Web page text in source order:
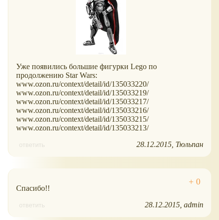
Уже появились большие фигурки Lego по
продолжению Star Wars:
www.ozon.ru/context/detail/id/135033220/
www.ozon.ru/context/detail/id/135033219/
www.ozon.ru/context/detail/id/135033217/
www.ozon.ru/context/detail/id/135033216/
www.ozon.ru/context/detail/id/135033215/
www.ozon.ru/context/detail/id/135033213/
ответить 28.12.2015 Тюльпан
Спасибо!!
ответить 28.12.2015 admin